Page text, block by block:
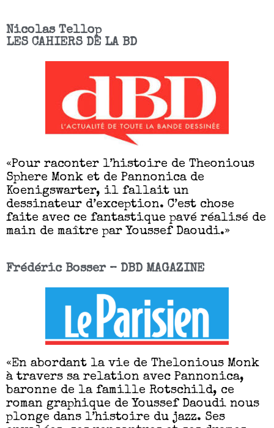
Nicolas Tellop
LES CAHIERS DE LA BD
«Pour raconter l’histoire de Theonious
Sphere Monk et de Pannonica de
Koenigswarter, il fallait un
dessinateur d’exception. C’est chose
faite avec ce fantastique pavé réalisé de
main de maître par Youssef Daoudi.»
Frédéric Bosser – DBD MAGAZINE
«En abordant la vie de Thelonious Monk
à travers sa relation avec Pannonica,
baronne de la famille Rotschild, ce
roman graphique de Youssef Daoudi nous
plonge dans l’histoire du jazz. Ses